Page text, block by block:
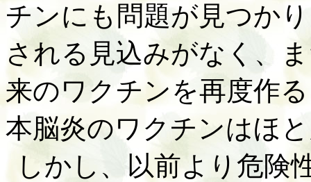
チンにも問題が見つか
される見込みがなく、
来のワクチンを再度作
本脳炎のワクチンはほ
しかし、以前より危険